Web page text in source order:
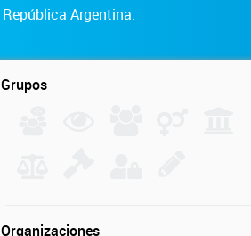
República Argentina.
Grupos
Organizaciones